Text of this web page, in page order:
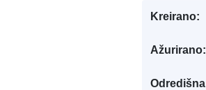
Kreirano:
Ažurirano:
Odredišna